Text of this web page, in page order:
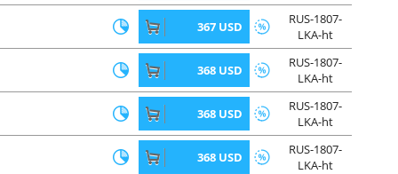
367 USD
RUS-1807-
LKA-ht
368 USD
RUS-1807-
LKA-ht
368 USD
RUS-1807-
LKA-ht
368 USD
RUS-1807-
LKA-ht